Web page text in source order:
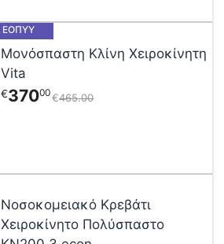
ΕΟΠΥΥ
Μονόσπαστη Κλίνη Χειροκίνητη
Vita
465 00
€
37000
€
Νοσοκομειακό Κρεβάτι
Χειροκίνητο Πολύσπαστο